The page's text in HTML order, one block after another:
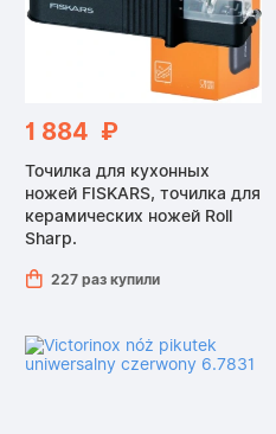
1 884 ₽
Точилка для кухонных
ножей FISKARS, точилка для
керамических ножей Roll
Sharp.
227 раз купили